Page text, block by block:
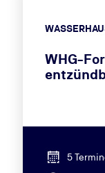
WHG-
5